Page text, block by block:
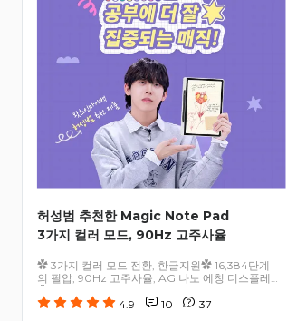
허성범 추천한 Magic Note Pad
3가지 컬러 모드, 90Hz 고주사율
✿ 3가지 컬러 모드 전환, 한글지원✿ 16,384단계
의 필압, 90Hz 고주사율, AG 나노 에칭 디스플레이
✿ Android 14 기반 오픈 시스템, 다양한 앱 다운로
드 및 활용 가능 4.9 | 10 | 37